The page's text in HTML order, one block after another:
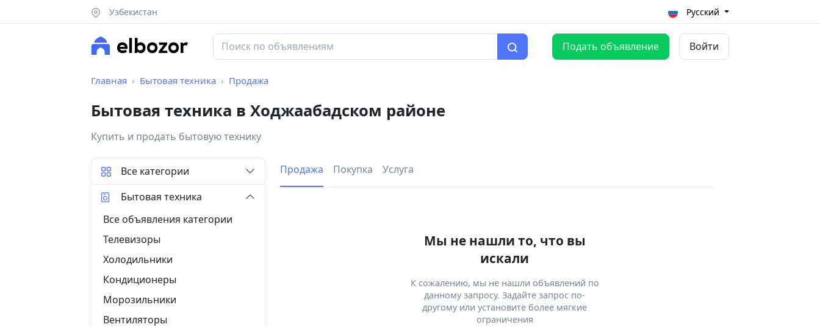
Узбекистан Русский
Подать объявление Войти
Главная Бытовая техника Продажа
Бытовая техника в Ходжаабадском районе
Купить и продать бытовую технику
Продажа Покупка Услуга
Мы не нашли то, что вы
искали
К сожалению, мы не нашли объявлений по
данному запросу. Задайте запрос по-
другому или установите более мягкие
ограничения
Все категории
Бытовая техника
Все объявления категории
Телевизоры
Холодильники
Кондиционеры
Морозильники
Вентиляторы